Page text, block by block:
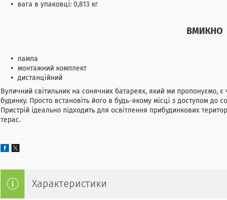
вага в упаковці: 0,813 кг
ВМИКНО
лампа
монтажний комплект
дистанційний
Вуличний світильник на сонячних батареях, який ми пропонуємо,
будинку. Просто встановіть його в будь-якому місці з доступом до
Пристрій ідеально підходить для освітлення прибудинкових
терас.
Характеристики